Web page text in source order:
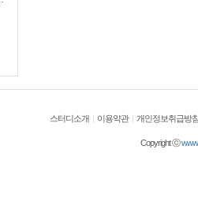
스터디소개 | 이용약관 | 개인정보취급방
Copyright ⓒ